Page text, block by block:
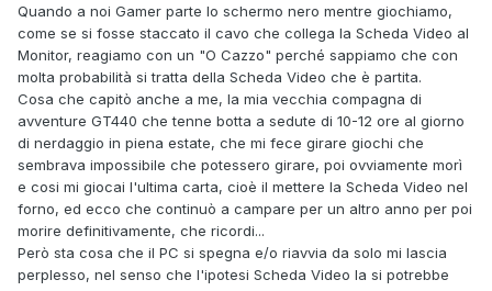
Quando a noi Gamer parte lo schermo nero mentre giochiamo,
come se si fosse staccato il cavo che collega la Scheda Video al
Monitor, reagiamo con un "O Cazzo" perché sappiamo che con
molta probabilità si tratta della Scheda Video che è partita.
Cosa che capitò anche a me, la mia vecchia compagna di
avventure GT440 che tenne botta a sedute di 10-12 ore al giorno
di nerdaggio in piena estate, che mi fece girare giochi che
sembrava impossibile che potessero girare, poi ovviamente morì
e cosi mi giocai l'ultima carta, cioè il mettere la Scheda Video nel
forno, ed ecco che continuò a campare per un altro anno per poi
morire definitivamente, che ricordi...
Però sta cosa che il PC si spegna e/o riavvia da solo mi lascia
perplesso, nel senso che l'ipotesi Scheda Video la si potrebbe